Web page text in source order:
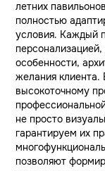
летних
полностью
условия. Каждый
особенности,
желания клиента.
высокоточному
не просто
гарантируем их
позволяют